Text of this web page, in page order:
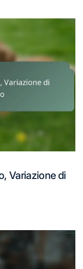
Variazione di